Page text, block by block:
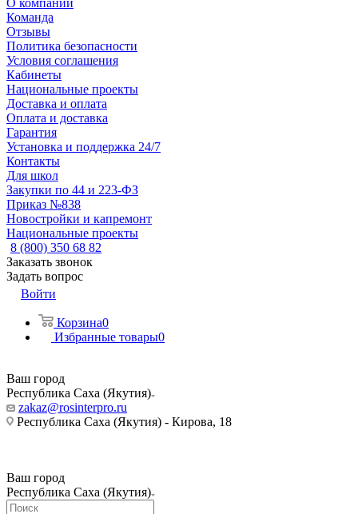
О компании
Команда
Отзывы
Политика безопасности
Условия соглашения
Кабинеты
Национальные проекты
Доставка и оплата
Оплата и доставка
Гарантия
Установка и поддержка 24/7
Контакты
Для школ
Закупки по 44 и 223-ФЗ
Приказ №838
Новостройки и капремонт
Национальные проекты
8 (800) 350 68 82
Заказать звонок
Задать вопрос
Войти
Корзина0
Избранные товары0
Ваш город
Республика Саха (Якутия)
zakaz@rosinterpro.ru
Республика Саха (Якутия) - Кирова, 18
Ваш город
Республика Саха (Якутия)